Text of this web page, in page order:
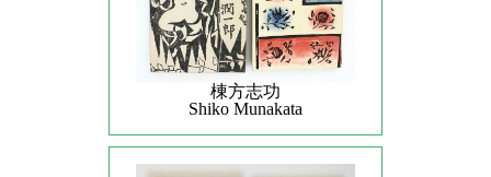
棟方志功
Shiko Munakata